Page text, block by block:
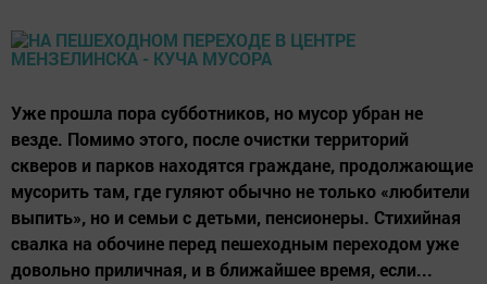
Уже прошла пора субботников, но мусор убран не
везде. Помимо этого, после очистки территорий
скверов и парков находятся граждане, продолжающие
мусорить там, где гуляют обычно не только «любители
выпить», но и семьи с детьми, пенсионеры. Стихийная
свалка на обочине перед пешеходным переходом уже
довольно приличная, и в ближайшее время, если...